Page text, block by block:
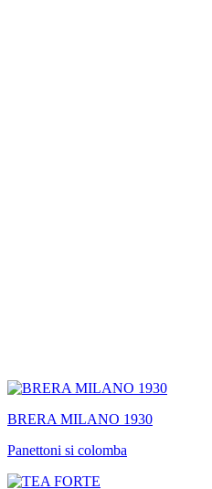
BRERA MILANO 1930
Panettoni si colomba